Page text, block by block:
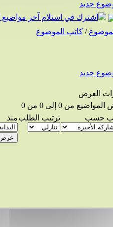
/ كاتب الموضوع
العرض
من 0 إلى 0 من 0
حسب
ترتيب الطلبمنذ